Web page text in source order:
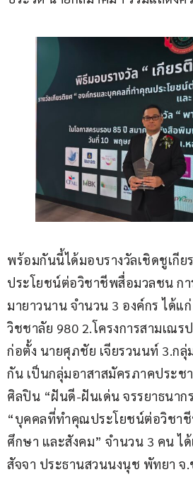
พร้อมกันนี้ได้มอบรางวัลเชิดชูเกี
ประโยชน์ต่อวิชาชีพสื่อมวลชน กา
มายาวนาน จำนวน 3 องค์กร ได้แ
วิชชาลัย 980 2.โครงการสามเณ
ก่อตั้ง นายศุภชัย เจียรวนนท์ 3.กลุ่
กัน เป็นกลุ่มอาสาสมัครภาคประช
ศิลปิน “ฝันดี-ฝันเด่น จรรยาธนาก
“บุคคลที่ทำคุณประโยชน์ต่อวิชา
ศึกษา และสังคม” จำนวน 3 คน ไ
สัจจา ประธานสวนนงนุช พัทยา จ